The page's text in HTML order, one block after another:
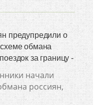
предупредили о
обмана
за границу -
начали
россиян,